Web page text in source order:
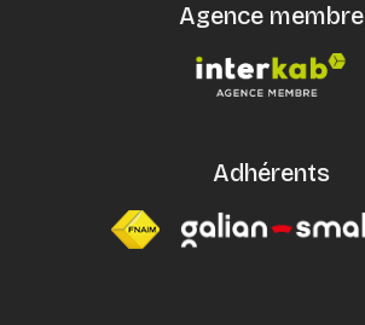
Agence membre
Adhérents